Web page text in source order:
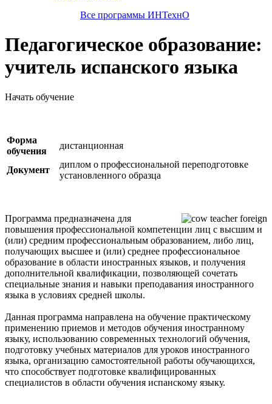
Все программы ИНТехнО
Педагогическое образование:
учитель испанского языка
Начать обучение
Форма
обучения
дистанционная
Документ
диплом о профессиональной переподготовке
установленного образца
Программа предназначена для
повышения профессиональной компетенции лиц с высшим и
(или) средним профессиональным образованием, либо лиц,
получающих высшее и (или) среднее профессиональное
образование в области иностранных языков, и получения
дополнительной квалификации, позволяющей сочетать
специальные знания и навыки преподавания иностранного
языка в условиях средней школы.
Данная программа направлена на обучение практическому
применению приемов и методов обучения иностранному
языку, использованию современных технологий обучения,
подготовку учебных материалов для уроков иностранного
языка, организацию самостоятельной работы обучающихся,
что способствует подготовке квалифицированных
специалистов в области обучения испанскому языку.